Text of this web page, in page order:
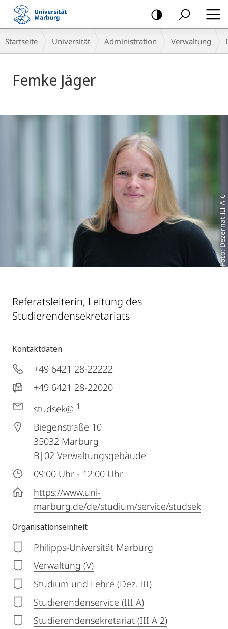
Mobile-
Navigation
Breadcrumb-
Navigation
Startseite Universität Administration Verwaltung
Femke Jäger
Foto: Dezernat III A 6
Referatsleiterin, Leitung des
Studierendensekretariats
Kontaktdaten
+49 6421 28-22222
+49 6421 28-22020
studsek@ 1
Biegenstraße 10
35032 Marburg
B|02 Verwaltungsgebäude
09:00 Uhr - 12:00 Uhr
https://www.uni-
marburg.de/de/studium/service/studsek
Organisationseinheit
Philipps-Universität Marburg
Verwaltung (V)
Studium und Lehre (Dez. III)
Studierendenservice (III A)
Studierendensekretariat (III A 2)